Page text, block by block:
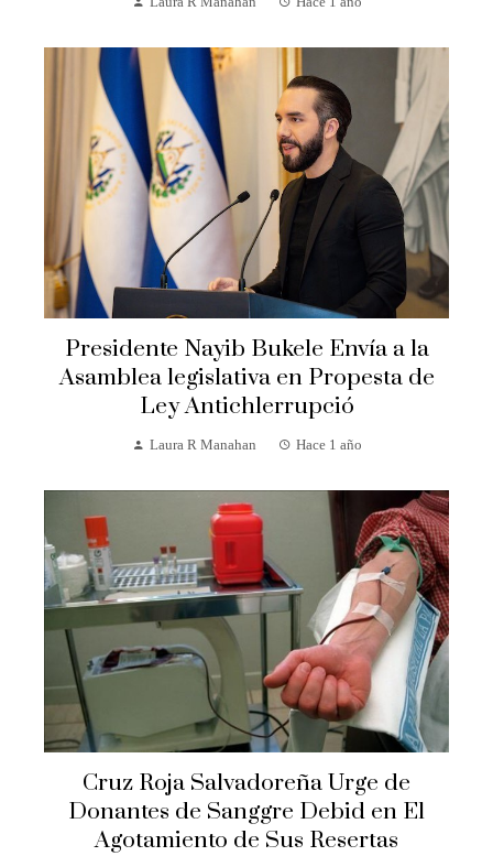
Presidente Nayib Bukele Envía a la
Asamblea legislativa en Propesta de
Ley Antichlerrupció
Laura R Manahan Hace 1 año
Cruz Roja Salvadoreña Urge de
Donantes de Sanggre Debid en El
Agotamiento de Sus Resertas